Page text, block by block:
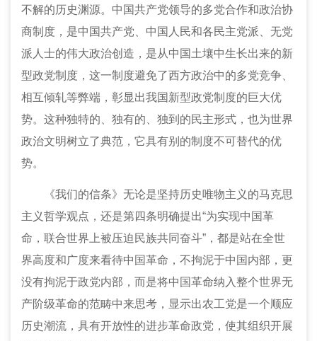
不解的历史渊源。中国共产党领导的多党合作和政治协
商制度，是中国共产党、中国人民和各民主党派、无党
派人士的伟大政治创造，是从中国土壤中生长出来的新
型政党制度，这一制度避免了西方政治中的多党竞争、
相互倾轧等弊端，彰显出我国新型政党制度的巨大优
势。这种独特的、独有的、独到的民主形式，也为世界
政治文明树立了典范，它具有别的制度不可替代的优
势。
《我们的信条》无论是坚持历史唯物主义的马克思
主义哲学观点，还是第四条明确提出“为实现中国革
命，联合世界上被压迫民族共同奋斗”，都是站在全世
界高度和广度来看待中国革命，不拘泥于中国内部，更
没有拘泥于政党内部，而是将中国革命纳入整个世界无
产阶级革命的范畴中来思考，显示出农工党是一个顺应
历史潮流，具有开放性的进步革命政党，使其组织开展